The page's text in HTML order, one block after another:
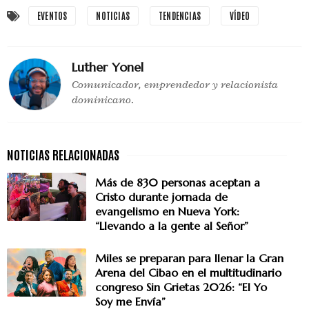
EVENTOS NOTICIAS TENDENCIAS VÍDEO
Luther Yonel
Comunicador, emprendedor y relacionista
dominicano.
Más de 830 personas aceptan a
Cristo durante jornada de
evangelismo en Nueva York:
“Llevando a la gente al Señor”
Miles se preparan para llenar la Gran
Arena del Cibao en el multitudinario
congreso Sin Grietas 2026: “El Yo
Soy me Envía”